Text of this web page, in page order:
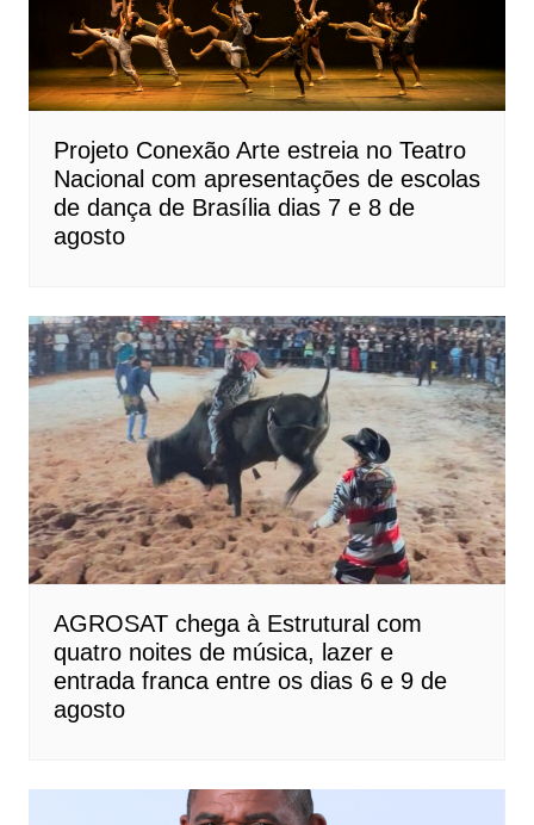
Projeto Conexão Arte estreia no Teatro
Nacional com apresentações de escolas
de dança de Brasília dias 7 e 8 de
agosto
AGROSAT chega à Estrutural com
quatro noites de música, lazer e
entrada franca entre os dias 6 e 9 de
agosto